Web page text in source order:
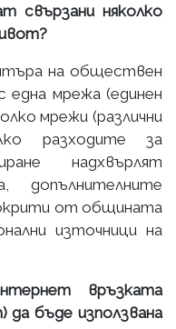
свързани няколко
на обществен
мрежа (единен
мрежи (различни
разходите за
надхвърлят
допълнителните
от общината
източници на
връзката
бъде използвана